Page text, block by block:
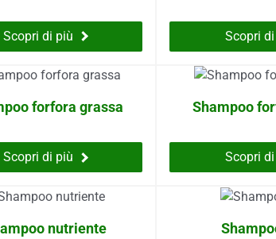
Scopri di più Scopri
forfora grassa
Scopri di più
Shampoo
Scopri
nutriente